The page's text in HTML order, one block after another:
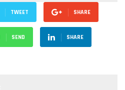
TWEET SHARE
SEND SHARE